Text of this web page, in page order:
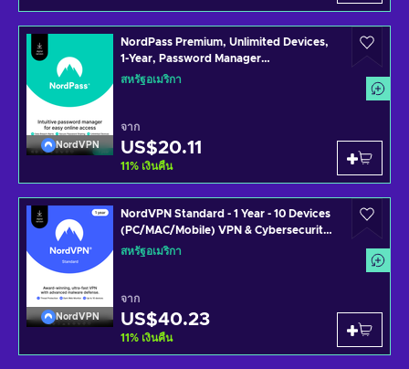
NordVPN
NordPass Premium, Unlimited Devices,
1-Year, Password Manager
(PC/Mac/Mobile) Subscription Key
สหรัฐอเมริกา
จาก
US$20.11
11% เงินคืน
NordVPN
NordVPN Standard - 1 Year - 10 Devices
(PC/MAC/Mobile) VPN & Cybersecurity
Software Subscription Key UNITED
สหรัฐอเมริกา
จาก
US$40.23
11% เงินคืน